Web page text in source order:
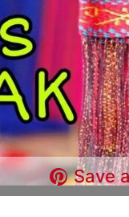
Save